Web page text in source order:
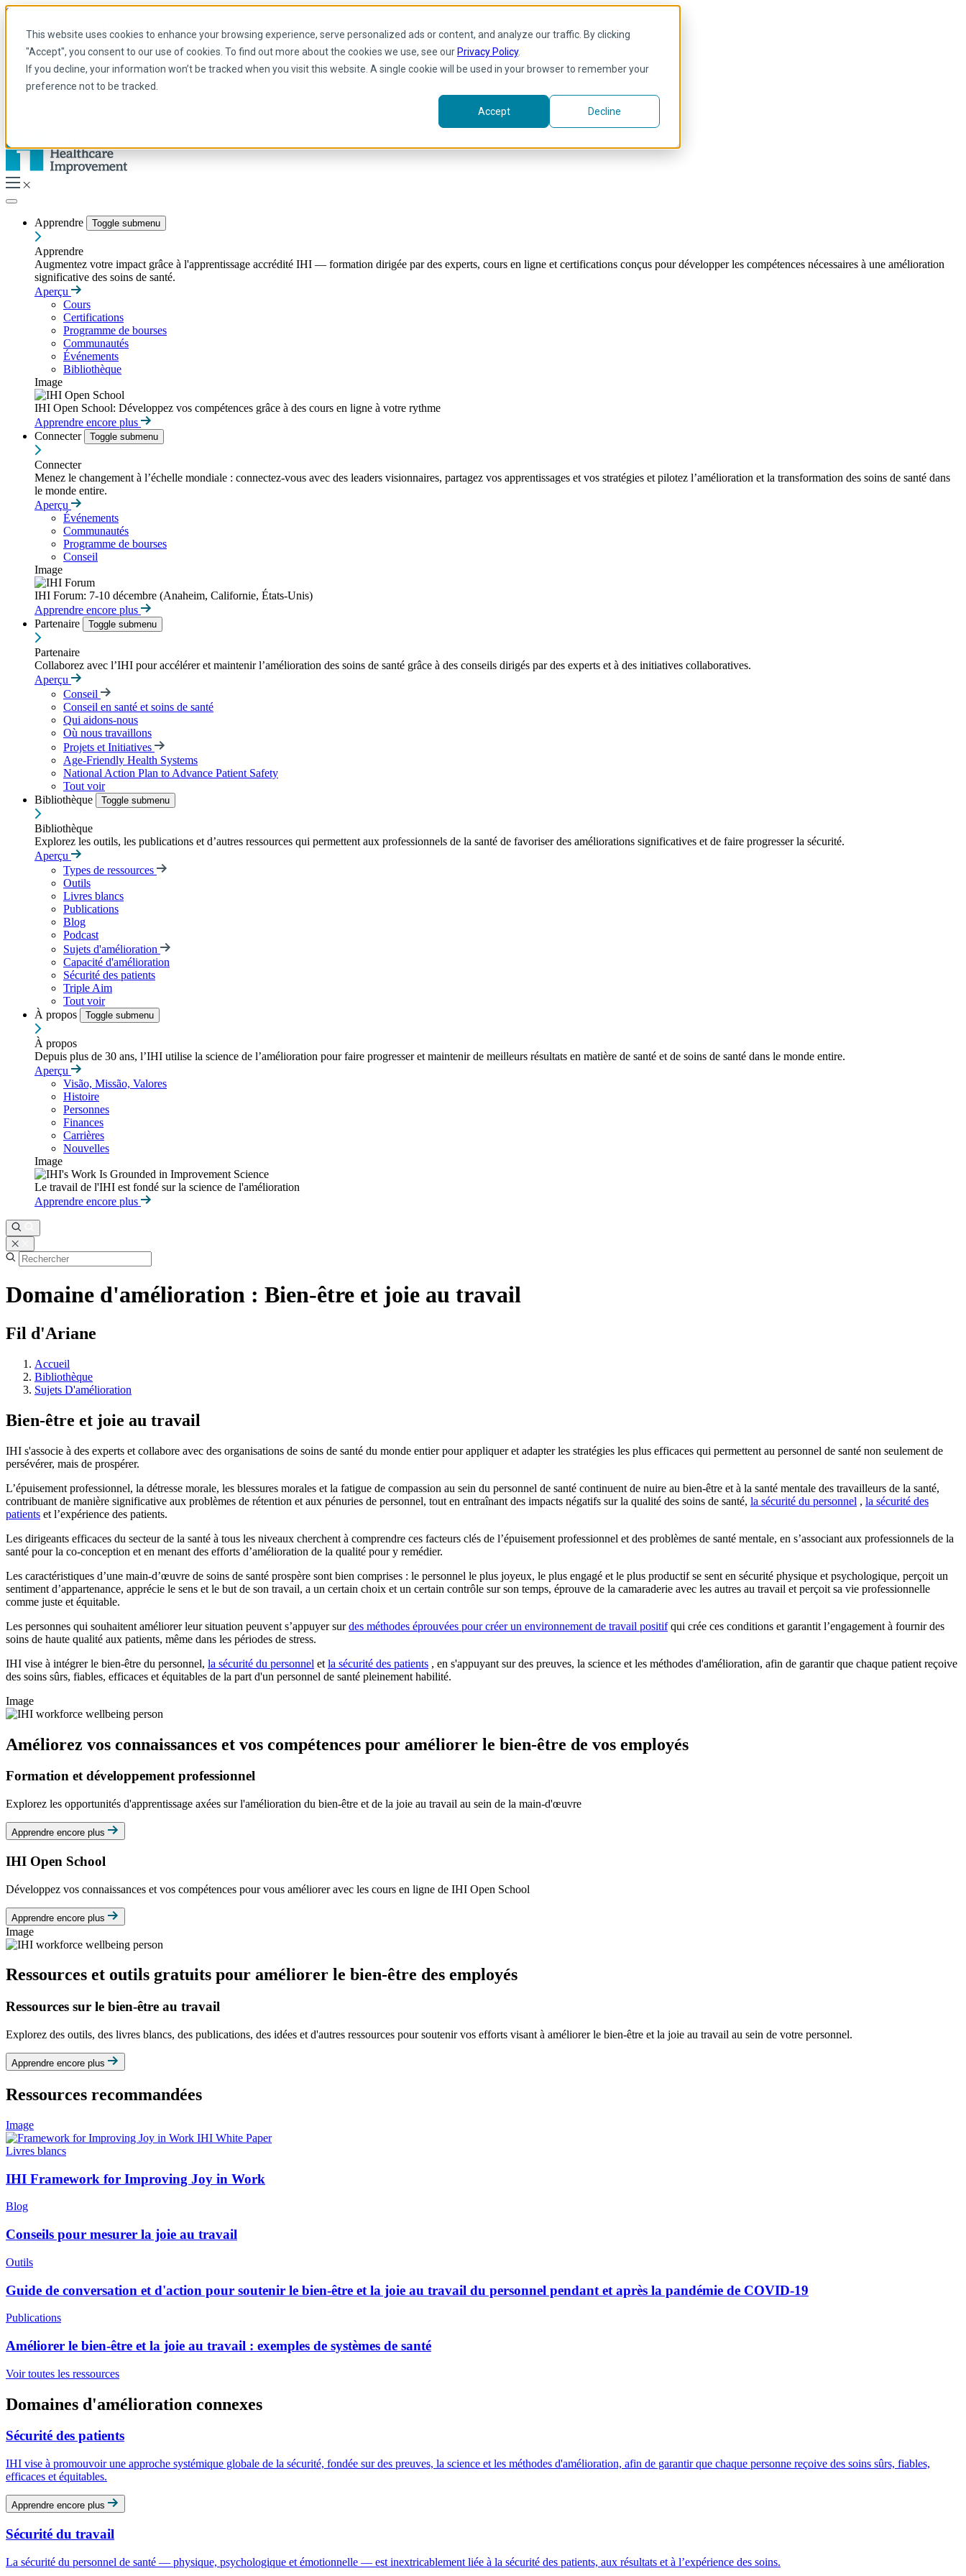
This website uses cookies to enhance your browsing experience, serve personalized ads or content, and analyze our traffic. By clicking
"Accept", you consent to our use of cookies. To find out more about the cookies we use, see our Privacy Policy.
If you decline, your information won’t be tracked when you visit this website. A single cookie will be used in your browser to remember your
preference not to be tracked.
Accept Decline
Skip to main content
French
Arabic
Anglais
Français
Apprendre Toggle submenu
Apprendre
Augmentez votre impact grâce à l'apprentissage accrédité IHI — formation dirigée par des experts, cours en ligne et certifications conçus pour développer les compétences nécessaires à une amélioration
significative des soins de santé.
Aperçu
Cours
Certifications
Programme de bourses
Communautés
Événements
Bibliothèque
Image
IHI Open School: Développez vos compétences grâce à des cours en ligne à votre rythme
Apprendre encore plus
Connecter
Toggle submenu
Connecter
Menez le changement à l’échelle mondiale : connectez-vous avec des leaders visionnaires, partagez vos apprentissages et vos stratégies et pilotez l’amélioration et la transformation des soins de santé dans
le monde entire.
Aperçu
Événements
Communautés
Programme de bourses
Conseil
Image
IHI Forum: 7-10 décembre (Anaheim, Californie, États-Unis)
Apprendre encore plus
Partenaire
Toggle submenu
Partenaire
Collaborez avec l’IHI pour accélérer et maintenir l’amélioration des soins de santé grâce à des conseils dirigés par des experts et à des initiatives collaboratives.
Aperçu
Conseil
Conseil en santé et soins de santé
Qui aidons-nous
Où nous travaillons
Projets et Initiatives
Age-Friendly Health Systems
National Action Plan to Advance Patient Safety
Tout voir
Bibliothèque
Toggle submenu
Bibliothèque
Explorez les outils, les publications et d’autres ressources qui permettent aux professionnels de la santé de favoriser des améliorations significatives et de faire progresser la sécurité.
Aperçu
Types de ressources
Outils
Livres blancs
Publications
Blog
Podcast
Sujets d'amélioration
Capacité d'amélioration
Sécurité des patients
Triple Aim
Tout voir
À propos
Toggle submenu
À propos
Depuis plus de 30 ans, l’IHI utilise la science de l’amélioration pour faire progresser et maintenir de meilleurs résultats en matière de santé et de soins de santé dans le monde entire.
Aperçu
Visão, Missão, Valores
Histoire
Personnes
Finances
Carrières
Nouvelles
Image
Le travail de l'IHI est fondé sur la science de l'amélioration
Apprendre encore plus
Domaine d'amélioration : Bien-être et joie au travail
Fil d'Ariane
Accueil
Bibliothèque
Sujets D'amélioration
Bien-être et joie au travail
IHI s'associe à des experts et collabore avec des organisations de soins de santé du monde entier pour appliquer et adapter les stratégies les plus efficaces qui permettent au personnel de santé non seulement de
persévérer, mais de prospérer.
L’épuisement professionnel, la détresse morale, les blessures morales et la fatigue de compassion au sein du personnel de santé continuent de nuire au bien-être et à la santé mentale des travailleurs de la santé,
contribuant de manière significative aux problèmes de rétention et aux pénuries de personnel, tout en entraînant des impacts négatifs sur la qualité des soins de santé, la sécurité du personnel , la sécurité des
patients et l’expérience des patients.
Les dirigeants efficaces du secteur de la santé à tous les niveaux cherchent à comprendre ces facteurs clés de l’épuisement professionnel et des problèmes de santé mentale, en s’associant aux professionnels de la
santé pour la co-conception et en menant des efforts d’amélioration de la qualité pour y remédier.
Les caractéristiques d’une main-d’œuvre de soins de santé prospère sont bien comprises : le personnel le plus joyeux, le plus engagé et le plus productif se sent en sécurité physique et psychologique, perçoit un
sentiment d’appartenance, apprécie le sens et le but de son travail, a un certain choix et un certain contrôle sur son temps, éprouve de la camaraderie avec les autres au travail et perçoit sa vie professionnelle
comme juste et équitable.
Les personnes qui souhaitent améliorer leur situation peuvent s’appuyer surdes méthodes éprouvées pour créer un environnement de travail positifqui crée ces conditions et garantit l’engagement à fournir des
soins de haute qualité aux patients, même dans les périodes de stress.
IHI vise à intégrer le bien-être du personnel, la sécurité du personnel et la sécurité des patients , en s'appuyant sur des preuves, la science et les méthodes d'amélioration, afin de garantir que chaque patient reçoive
des soins sûrs, fiables, efficaces et équitables de la part d'un personnel de santé pleinement habilité.
Image
Améliorez vos connaissances et vos compétences pour améliorer le bien-être de vos employés
Formation et développement professionnel
Explorez les opportunités d'apprentissage axées sur l'amélioration du bien-être et de la joie au travail au sein de la main-d'œuvre
Apprendre encore plus
IHI Open School
Développez vos connaissances et vos compétences pour vous améliorer avec les cours en ligne de IHI Open School
Apprendre encore plus
Image
Ressources et outils gratuits pour améliorer le bien-être des employés
Ressources sur le bien-être au travail
Explorez des outils, des livres blancs, des publications, des idées et d'autres ressources pour soutenir vos efforts visant à améliorer le bien-être et la joie au travail au sein de votre personnel.
Apprendre encore plus
Ressources recommandées
Image
Livres blancs
IHI Framework for Improving Joy in Work
Blog
Conseils pour mesurer la joie au travail
Outils
Guide de conversation et d'action pour soutenir le bien-être et la joie au travail du personnel pendant et après la pandémie de COVID-19
Publications
Améliorer le bien-être et la joie au travail : exemples de systèmes de santé
Voir toutes les ressources
Domaines d'amélioration connexes
Sécurité des patients
IHI vise à promouvoir une approche systémique globale de la sécurité, fondée sur des preuves, la science et les méthodes d'amélioration, afin de garantir que chaque personne reçoive des soins sûrs, fiables,
efficaces et équitables.
Apprendre encore plus
Sécurité du travail
La sécurité du personnel de santé — physique, psychologique et émotionnelle — est inextricablement liée à la sécurité des patients, aux résultats et à l’expérience des soins.